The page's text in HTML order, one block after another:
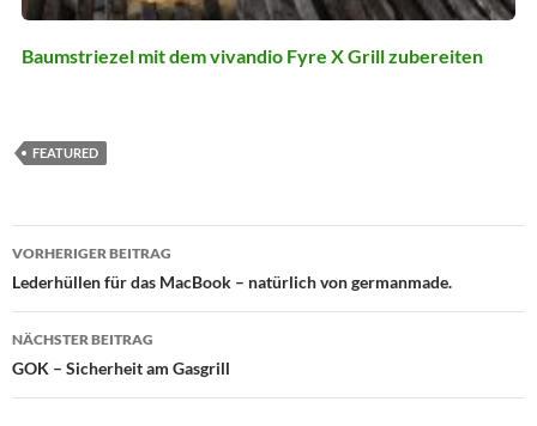
Baumstriezel mit dem vivandio Fyre X Grill zubereiten
FEATURED
Beitragsnavigation
VORHERIGER BEITRAG
Lederhüllen für das MacBook – natürlich von germanmade.
NÄCHSTER BEITRAG
GOK – Sicherheit am Gasgrill